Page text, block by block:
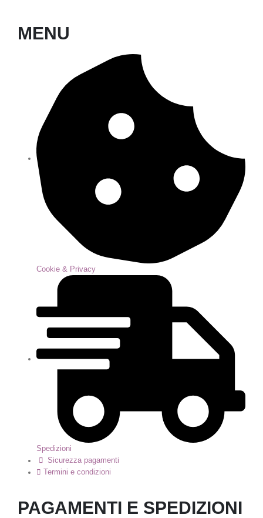
MENU
Cookie & Privacy
Spedizioni
Sicurezza pagamenti
Termini e condizioni
PAGAMENTI E SPEDIZIONI